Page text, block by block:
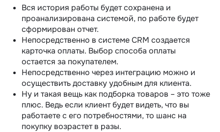
Вся история работы будет сохранена и
проанализирована системой, по работе будет
сформирован отчет.
Непосредственно в системе CRM создается
карточка оплаты. Выбор способа оплаты
остается за покупателем.
Непосредственно через интеграцию можно и
осуществить доставку удобным для клиента.
Ну и такая вещь как подборка товаров – это тоже
плюс. Ведь если клиент будет видеть, что вы
работаете с его потребностями, то шанс на
покупку возрастет в разы.